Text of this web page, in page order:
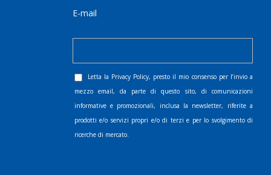
E-mail
Letta la Privacy Policy, presto il mio consenso per l’invio a
mezzo email, da parte di questo sito, di comunicazioni
informative e promozionali, inclusa la newsletter, riferite a
prodotti e/o servizi propri e/o di terzi e per lo svolgimento di
ricerche di mercato.